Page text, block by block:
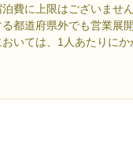
費に上限はございません
る都道府県外でも営業展
いては、1人あたりに